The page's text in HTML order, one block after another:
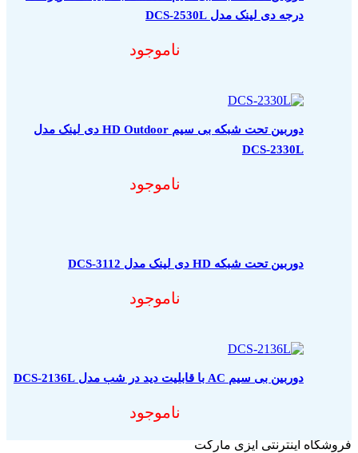
درجه دی لینک مدل DCS-2530L
ناموجود
دوربین تحت شبکه بی سیم HD Outdoor دی لینک مدل
DCS-2330L
ناموجود
دوربین تحت شبکه HD دی لینک مدل DCS-3112
ناموجود
دوربین بی سیم AC با قابلیت دید در شب مدل DCS-2136L
ناموجود
فروشگاه اینترنتی ایزی مارکت